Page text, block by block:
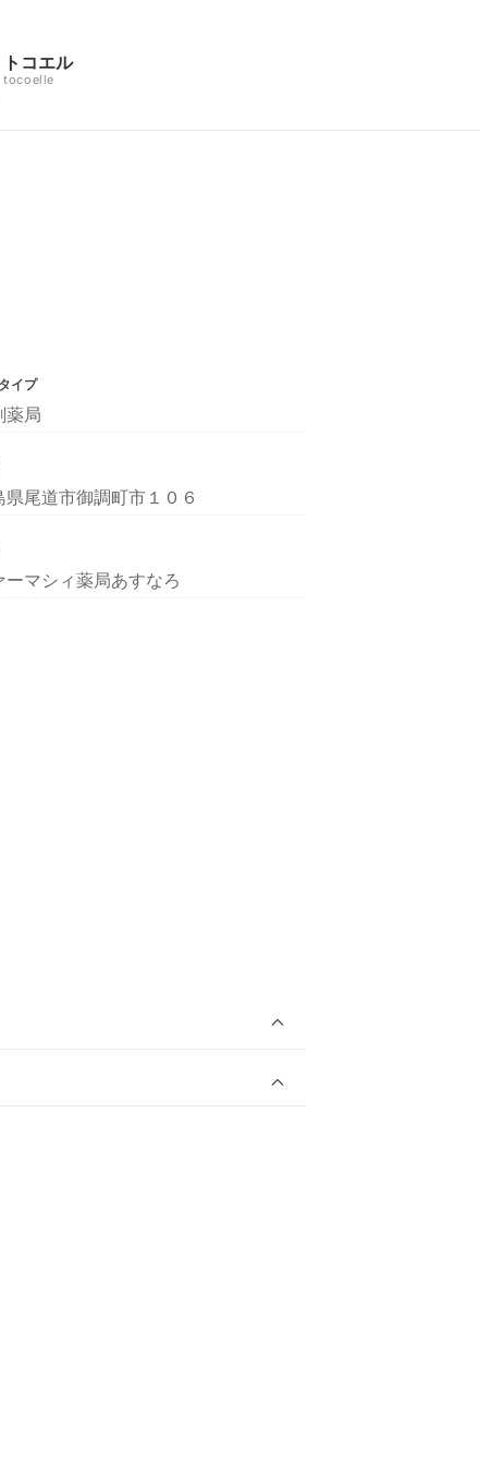
トコエル
tocoelle
イプ
薬局
県尾道市御調町市１０６
ーマシィ薬局あすなろ